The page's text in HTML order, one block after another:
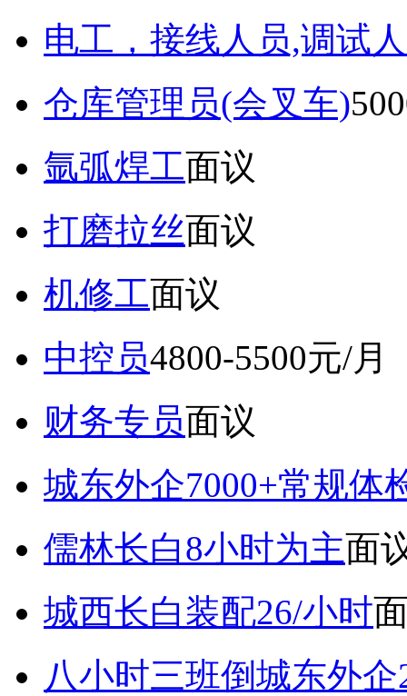
电工，接线人员,调试
仓库管理员(会叉车)
氩弧焊工面议
打磨拉丝面议
机修工面议
中控员4800-5500元/月
财务专员面议
城东外企7000+常规体
儒林长白8小时为主面
城西长白装配26/小时
八小时三班倒城东外企